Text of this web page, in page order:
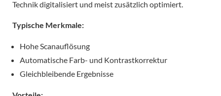
Technik digitalisiert und meist zusätzlich optimiert.
Typische Merkmale:
Hohe Scanauflösung
Automatische Farb- und Kontrastkorrektur
Gleichbleibende Ergebnisse